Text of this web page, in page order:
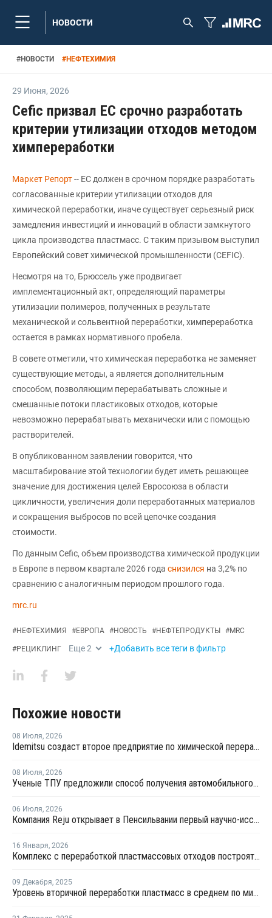
НОВОСТИ
#НОВОСТИ #НЕФТЕХИМИЯ
29 Июня, 2026
Сefic призвал ЕС срочно разработать
критерии утилизации отходов методом
химпереработки
Маркет Репорт-- ЕС должен в срочном порядке разработать
согласованные критерии утилизации отходов для
химической переработки, иначе существует серьезный риск
замедления инвестиций и инноваций в области замкнутого
цикла производства пластмасс. С таким призывом выступил
Европейский совет химической промышленности (CEFIC).
Несмотря на то, Брюссель уже продвигает
имплементационный акт, определяющий параметры
утилизации полимеров, полученных в результате
механической и сольвентной переработки, химпереработка
остается в рамках нормативного пробела.
В совете отметили, что химическая переработка не заменяет
существующие методы, а является дополнительным
способом, позволяющим перерабатывать сложные и
смешанные потоки пластиковых отходов, которые
невозможно перерабатывать механически или с помощью
растворителей.
В опубликованном заявлении говорится, что
масштабирование этой технологии будет иметь решающее
значение для достижения целей Евросоюза в области
цикличности, увеличения доли переработанных материалов
и сокращения выбросов по всей цепочке создания
стоимости.
По данным Cefic, объем производства химической продукции
в Европе в первом квартале 2026 года снизился на 3,2% по
сравнению с аналогичным периодом прошлого года.
mrc.ru
#НЕФТЕХИМИЯ #ЕВРОПА #НОВОСТЬ #НЕФТЕПРОДУКТЫ #MRC
#РЕЦИКЛИНГ Еще2 +Добавить все теги в фильтр
Похожие новости
08 Июля, 2026
Idemitsu создаст второе предприятие по химической переработке отходов в Японии
08 Июля, 2026
Ученые ТПУ предложили способ получения автомобильного бензина из пластиковых отходов
06 Июля, 2026
Компания Reju открывает в Пенсильвании первый научно-исследовательский центр по переработке текстиля
16 Января, 2026
Комплекс с переработкой пластмассовых отходов построят в Тамбовской области
09 Декабря, 2025
Уровень вторичной переработки пластмасс в среднем по миру остался на уровне 12%